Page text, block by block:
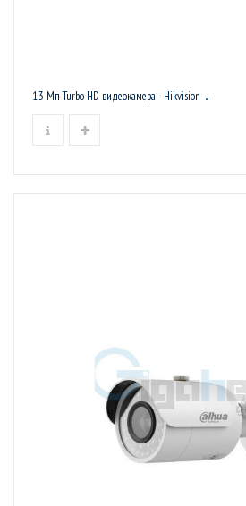
1.3 Мп Turbo HD видеокамера - Hikvision -...